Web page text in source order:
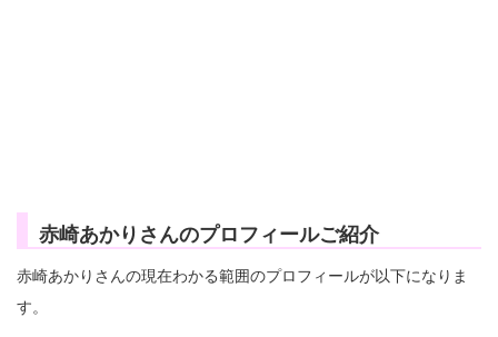
赤崎あかりさんのプロフィールご紹介
赤崎あかりさんの現在わかる範囲のプロフィールが以下になりま
す。